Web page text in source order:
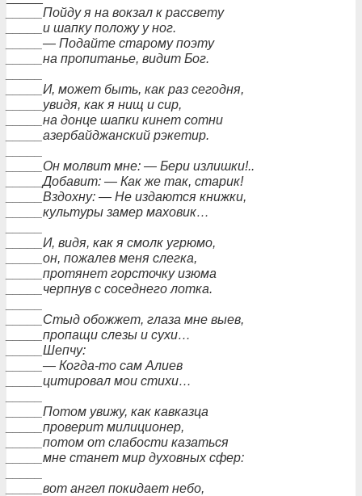
_____Пойду я на вокзал к рассвету
_____и шапку положу у ног.
_____— Подайте старому поэту
_____на пропитанье, видит Бог.
_____И, может быть, как раз сегодня,
_____увидя, как я нищ и сир,
_____на донце шапки кинет сотни
_____азербайджанский рэкетир.
_____Он молвит мне: — Бери излишки!..
_____Добавит: — Как же так, старик!
_____Вздохну: — Не издаются книжки,
_____культуры замер маховик…
_____И, видя, как я смолк угрюмо,
_____он, пожалев меня слегка,
_____протянет горсточку изюма
_____черпнув с соседнего лотка.
_____Стыд обожжет, глаза мне выев,
_____пропащи слезы и сухи…
_____Шепчу:
_____— Когда-то сам Алиев
_____цитировал мои стихи…
_____Потом увижу, как кавказца
_____проверит милиционер,
_____потом от слабости казаться
_____мне станет мир духовных сфер:
_____вот ангел покидает небо,